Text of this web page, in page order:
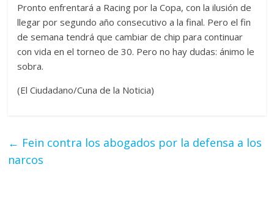
Pronto enfrentará a Racing por la Copa, con la ilusión de
llegar por segundo año consecutivo a la final. Pero el fin
de semana tendrá que cambiar de chip para continuar
con vida en el torneo de 30. Pero no hay dudas: ánimo le
sobra.
(El Ciudadano/Cuna de la Noticia)
← Fein contra los abogados por la defensa a los
narcos